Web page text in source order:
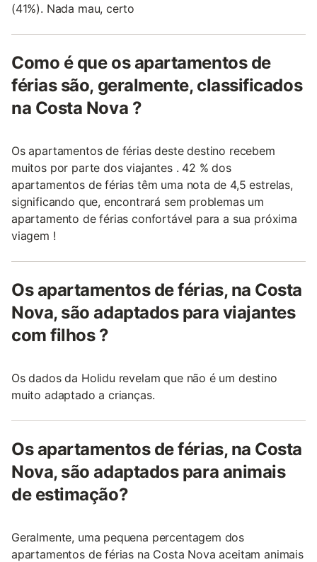
(41%). Nada mau, certo
Como é que os apartamentos de
férias são, geralmente, classificados
na Costa Nova ?
Os apartamentos de férias deste destino recebem
muitos por parte dos viajantes . 42 % dos
apartamentos de férias têm uma nota de 4,5 estrelas,
significando que, encontrará sem problemas um
apartamento de férias confortável para a sua próxima
viagem !
Os apartamentos de férias, na Costa
Nova, são adaptados para viajantes
com filhos ?
Os dados da Holidu revelam que não é um destino
muito adaptado a crianças.
Os apartamentos de férias, na Costa
Nova, são adaptados para animais
de estimação?
Geralmente, uma pequena percentagem dos
apartamentos de férias na Costa Nova aceitam animais